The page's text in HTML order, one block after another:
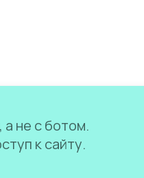
не с ботом.
к сайту.